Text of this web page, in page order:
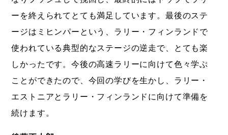
ーを終えられてとても満足しています。最後のステ
ージはミヒンパーという、ラリー・フィンランドで
使われている典型的なステージの逆走で、とても楽
しかったです。今後の高速ラリーに向けて色々学ぶ
ことができたので、今回の学びを生かし、ラリー・
エストニアとラリー・フィンランドに向けて準備を
続けます。